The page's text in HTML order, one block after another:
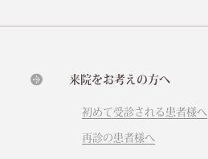
来院をお考えの方へ
初めて受診される患者様へ
再診の患者様へ